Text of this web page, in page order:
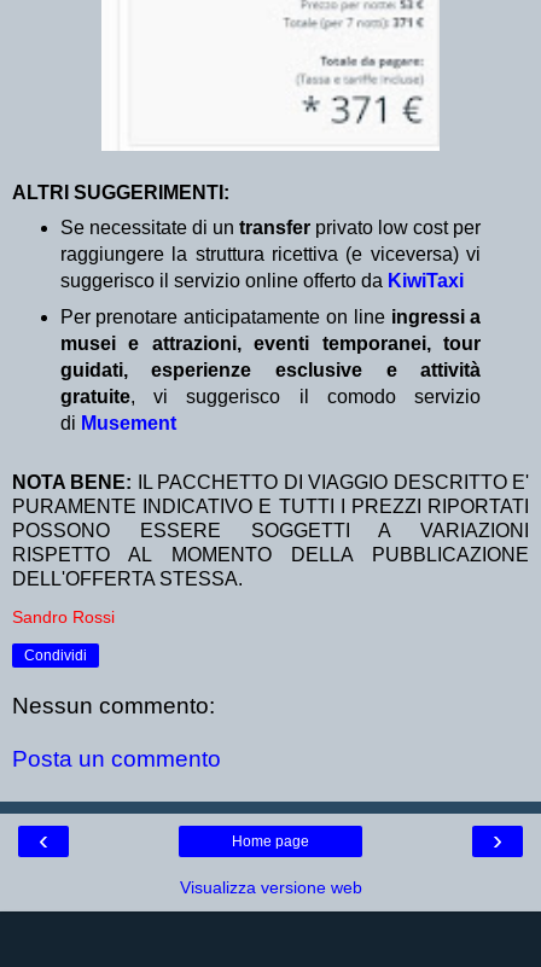
ALTRI SUGGERIMENTI:
Se necessitate di un transfer privato low cost per
raggiungere la struttura ricettiva (e viceversa) vi
suggerisco il servizio online offerto da KiwiTaxi
Per prenotare anticipatamente on line ingressi a
musei e attrazioni, eventi temporanei, tour
guidati, esperienze esclusive e attività
gratuite, vi suggerisco il comodo servizio
di Musement
NOTA BENE:
IL PACCHETTO DI VIAGGIO DESCRITTO E'
PURAMENTE INDICATIVO E TUTTI I PREZZI RIPORTATI
POSSONO ESSERE SOGGETTI A VARIAZIONI
RISPETTO AL MOMENTO DELLA PUBBLICAZIONE
DELL'OFFERTA STESSA.
Sandro Rossi
Condividi
Nessun commento:
Posta un commento
‹ ›
Home page
Visualizza versione web